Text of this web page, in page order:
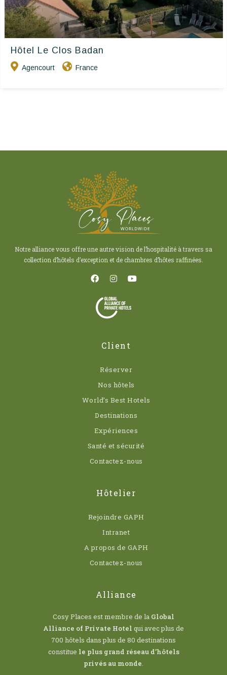
Hôtel Le Clos Badan
Agencourt France
Notre alliance vous offre une autre vision de l’hospitalité à travers sa
collection d’hôtels d’exception et de chambres d’hôtes raffinées.
Client
Réserver
Nos hôtels
World’s Best Hotels
Destinations
Expériences
Santé et sécurité
Contactez-nous
Hôtelier
Rejoindre GAPH
Intranet
A propos de GAPH
Contactez-nous
Alliance
Cosy Places est membre de la Global
Alliance of Private Hotel qui avec plus de
700 hôtels dans plus de 80 destinations
constitue le plus grand réseau d’hôtels
privés au monde.